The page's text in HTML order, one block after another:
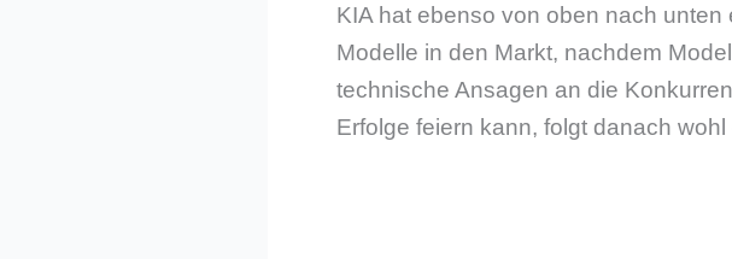
KIA hat ebenso von oben nach
Modelle in den Markt, nachdem
technische Ansagen an die
Erfolge feiern kann, folgt danach